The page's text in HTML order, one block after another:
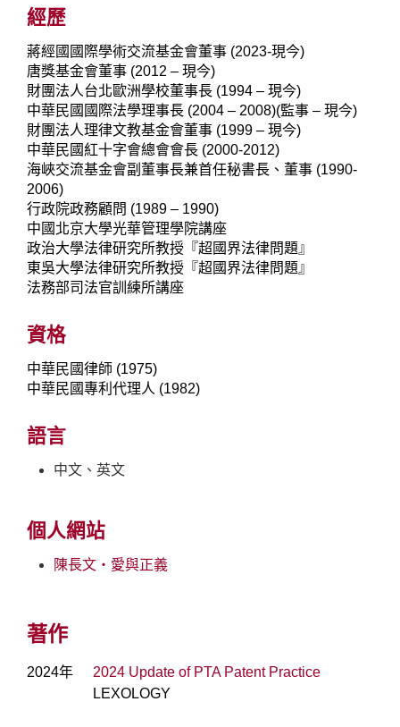
經歷
蔣經國國際學術交流基金會董事 (2023-現今)
唐獎基金會董事 (2012 – 現今)
財團法人台北歐洲學校董事長 (1994 – 現今)
中華民國國際法學理事長 (2004 – 2008)(監事 – 現今)
財團法人理律文教基金會董事 (1999 – 現今)
中華民國紅十字會總會會長 (2000-2012)
海峽交流基金會副董事長兼首任秘書長、董事 (1990-
2006)
行政院政務顧問 (1989 – 1990)
中國北京大學光華管理學院講座
政治大學法律研究所教授『超國界法律問題』
東吳大學法律研究所教授『超國界法律問題』
法務部司法官訓練所講座
資格
中華民國律師 (1975)
中華民國專利代理人 (1982)
語言
中文、英文
個人網站
陳長文‧愛與正義
著作
2024年
2024 Update of PTA Patent Practice
LEXOLOGY